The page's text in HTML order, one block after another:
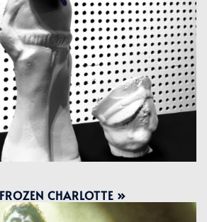
CHARLOTTE »